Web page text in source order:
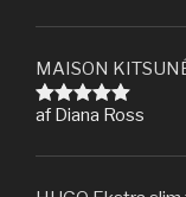
MAISON
Vurderet 5
af Diana Ross